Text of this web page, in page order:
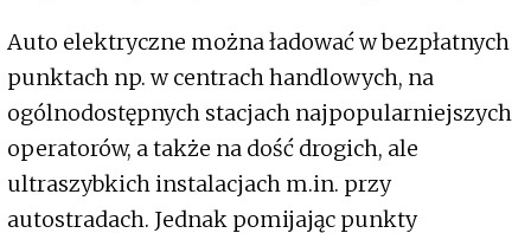
Auto elektryczne można ładować w bezpłatnych
punktach np. w centrach handlowych, na
ogólnodostępnych stacjach najpopularniejszych
operatorów, a także na dość drogich, ale
ultraszybkich instalacjach m.in. przy
autostradach. Jednak pomijając punkty